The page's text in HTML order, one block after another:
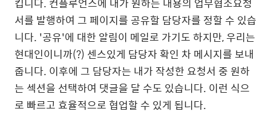
킵니다. 컨플루언스에 내가 원하는 내용의 업무협조요청
서를 발행하여 그 페이지를 공유할 담당자를 정할 수 있습
니다. '공유'에 대한 알림이 메일로 가기도 하지만, 우리는
현대인이니까(?) 센스있게 담당자 확인 차 메시지를 보내
줍니다. 이후에 그 담당자는 내가 작성한 요청서 중 원하
는 섹션을 선택하여 댓글을 달 수도 있습니다. 이런 식으
로 빠르고 효율적으로 협업할 수 있게 됩니다.